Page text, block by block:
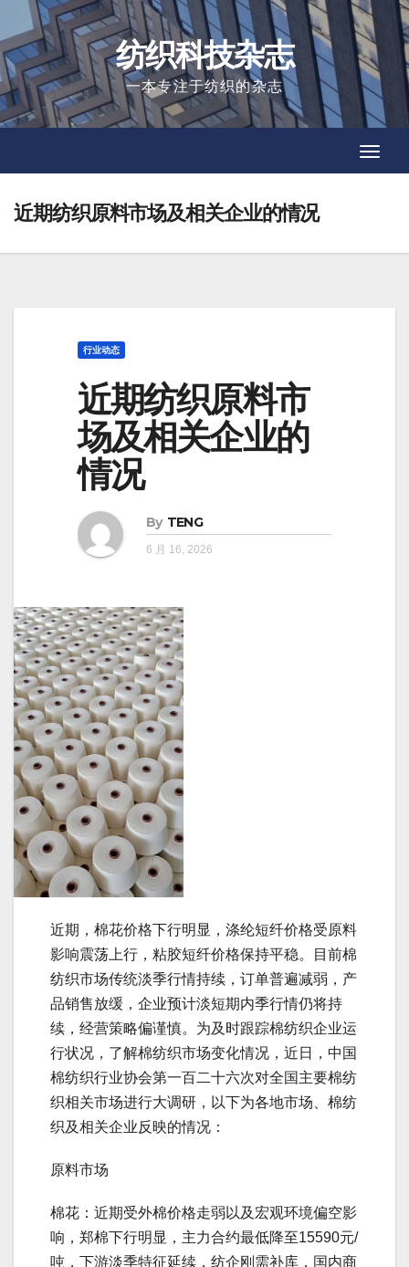
to
content
纺织科技杂志
一本专注于纺织的杂志
近期纺织原料市场及相关企业的情况
行业动态
近期纺织原料市
场及相关企业的
情况
By TENG
6 月 16, 2026
近期，棉花价格下行明显，涤纶短纤价格受原料
影响震荡上行，粘胶短纤价格保持平稳。目前棉
纺织市场传统淡季行情持续，订单普遍减弱，产
品销售放缓，企业预计淡短期内季行情仍将持
续，经营策略偏谨慎。为及时跟踪棉纺织企业运
行状况，了解棉纺织市场变化情况，近日，中国
棉纺织行业协会第一百二十六次对全国主要棉纺
织相关市场进行大调研，以下为各地市场、棉纺
织及相关企业反映的情况：
原料市场
棉花：近期受外棉价格走弱以及宏观环境偏空影
响，郑棉下行明显，主力合约最低降至15590元/
吨，下游淡季特征延续，纺企刚需补库，国内商